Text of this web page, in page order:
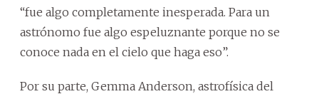
“fue algo completamente inesperada. Para un
astrónomo fue algo espeluznante porque no se
conoce nada en el cielo que haga eso”.
Por su parte, Gemma Anderson, astrofísica del